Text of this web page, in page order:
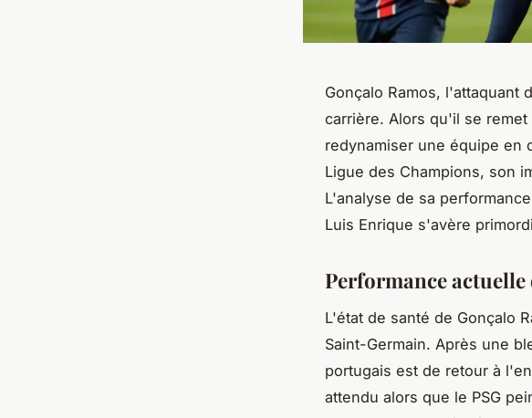
Gonçalo Ramos, l'attaquant
carrière. Alors qu'il se
redynamiser une équipe en
Ligue des Champions, son
L'analyse de sa
Luis Enrique s'avère
Performance actuelle
L'état de santé de Gonçalo
Saint-Germain. Après une
portugais est de retour à
attendu alors que le PSG